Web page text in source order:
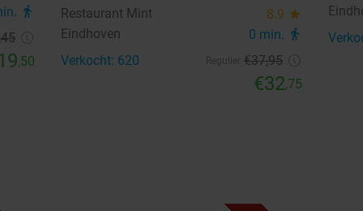
directions_walk
,50
Restaurant Mint
8.9 star
Eindhoven 0 min. directions_walk
Verkocht: 620 €37,95
€32,75